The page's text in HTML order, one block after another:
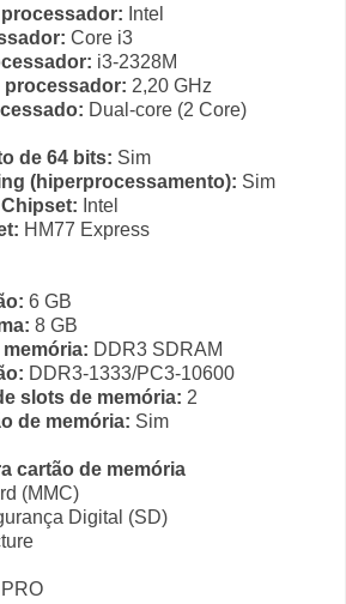
Intel
Core i3
i3-2328M
processador: 2,20 GHz
Dual-core (2 Core)
de 64 bits: Sim
(hiperprocessamento): Sim
Intel
HM77 Express
6 GB
8 GB
DDR3 SDRAM
DDR3-1333/PC3-10600
slots de memória: 2
de memória: Sim
cartão de memória
(MMC)
Digital (SD)